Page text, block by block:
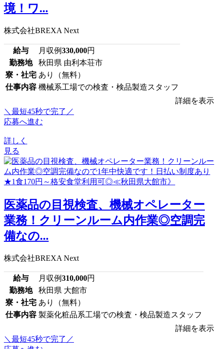
境！ワ...
株式会社BREXA Next
給与 月収例330,000円
勤務地
秋田県 由利本荘市
寮・社宅 あり（無料）
仕事内容 機械系工場での検査・検品製造スタッフ
詳細を表示
＼最短45秒で完了／
応募へ進む
詳しく
見る
医薬品の目視検査、機械オペレーター
業務！クリーンルーム内作業◎空調完
備なの...
株式会社BREXA Next
給与 月収例310,000円
勤務地
秋田県 大館市
寮・社宅 あり（無料）
仕事内容 製薬化粧品系工場での検査・検品製造スタッフ
詳細を表示
＼最短45秒で完了／